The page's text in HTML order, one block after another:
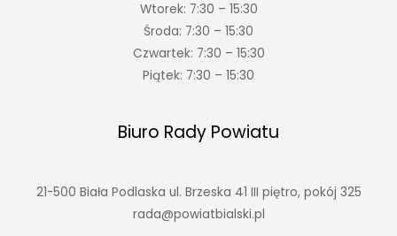
Wtorek: 7:30 – 15:30
Środa: 7:30 – 15:30
Czwartek: 7:30 – 15:30
Piątek: 7:30 – 15:30
Biuro Rady Powiatu
21-500 Biała Podlaska ul. Brzeska 41 III piętro, pokój 325
rada@powiatbialski.pl